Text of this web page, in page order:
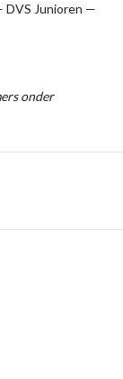
DVS Junioren —
onder